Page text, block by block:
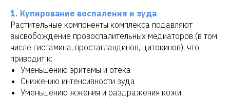
1. Купирование воспаления и зуда
Растительные компоненты комплекса подавляют
высвобождение провоспалительных медиаторов (в том
числе гистамина, простагландинов, цитокинов), что
приводит к:
Уменьшению эритемы и отёка
Снижению интенсивности зуда
Уменьшению жжения и раздражения кожи